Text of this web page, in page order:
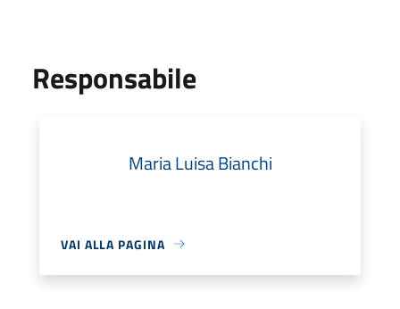
Responsabile
Maria Luisa Bianchi
VAI ALLA PAGINA